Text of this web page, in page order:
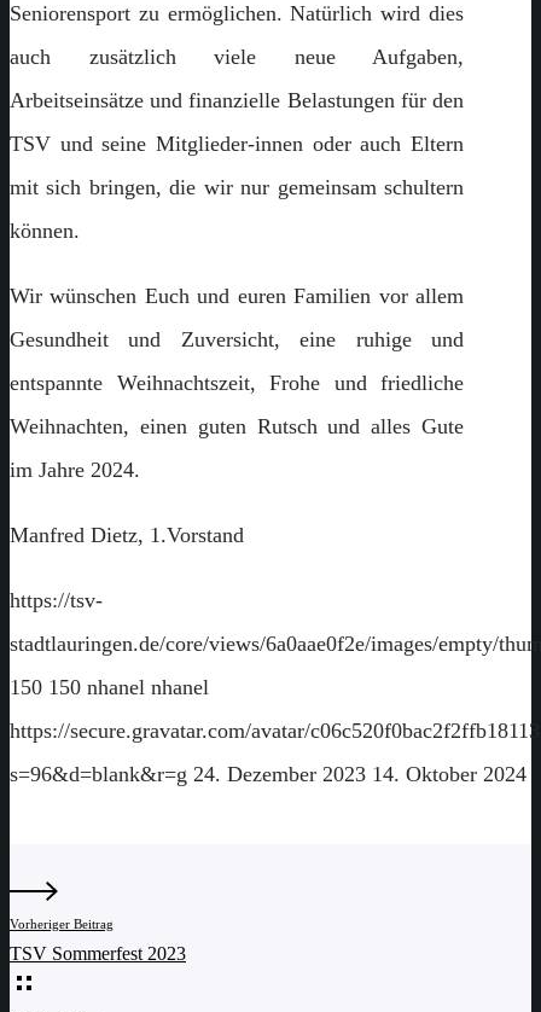
Seniorensport zu ermöglichen. Natürlich wird dies
auch zusätzlich viele neue Aufgaben,
Arbeitseinsätze und finanzielle Belastungen für den
TSV und seine Mitglieder-innen oder auch Eltern
mit sich bringen, die wir nur gemeinsam schultern
können.
Wir wünschen Euch und euren Familien vor allem
Gesundheit und Zuversicht, eine ruhige und
entspannte Weihnachtszeit, Frohe und friedliche
Weihnachten, einen guten Rutsch und alles Gute
im Jahre 2024.
Manfred Dietz, 1.Vorstand
https://tsv-
stadtlauringen.de/core/views/6a0aae0f2e/images/empty/
150 150 nhanel nhanel
https://secure.gravatar.com/avatar/
s=96&d=blank&r=g 24. Dezember 2023 14. Oktober 2024
Vorheriger Beitrag
TSV Sommerfest 2023